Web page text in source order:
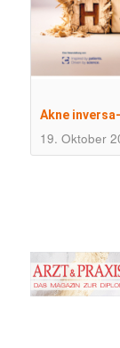
Akne
19. Oktober